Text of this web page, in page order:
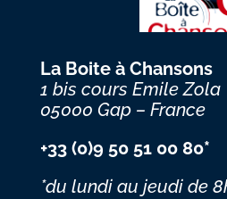
La Boite à Chansons
1 bis cours Emile Zola
05000 Gap – France
+33 (0)9 50 51 00 80*
*du lundi au jeudi de